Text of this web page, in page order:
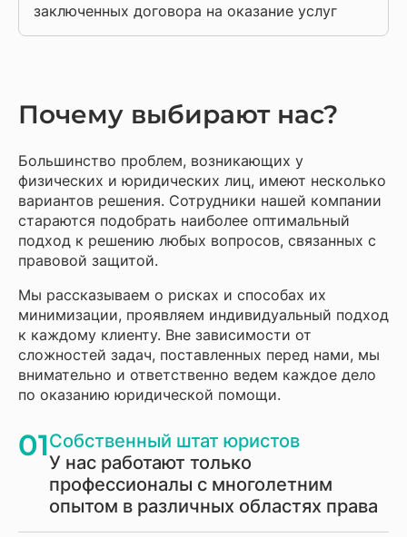
заключенных договора на оказание услуг
Почему выбирают нас?
Большинство проблем, возникающих у
физических и юридических лиц, имеют несколько
вариантов решения. Сотрудники нашей компании
стараются подобрать наиболее оптимальный
подход к решению любых вопросов, связанных с
правовой защитой.
Мы рассказываем о рисках и способах их
минимизации, проявляем индивидуальный подход
к каждому клиенту. Вне зависимости от
сложностей задач, поставленных перед нами, мы
внимательно и ответственно ведем каждое дело
по оказанию юридической помощи.
01Собственный штат юристов
У нас работают только
профессионалы с многолетним
опытом в различных областях права